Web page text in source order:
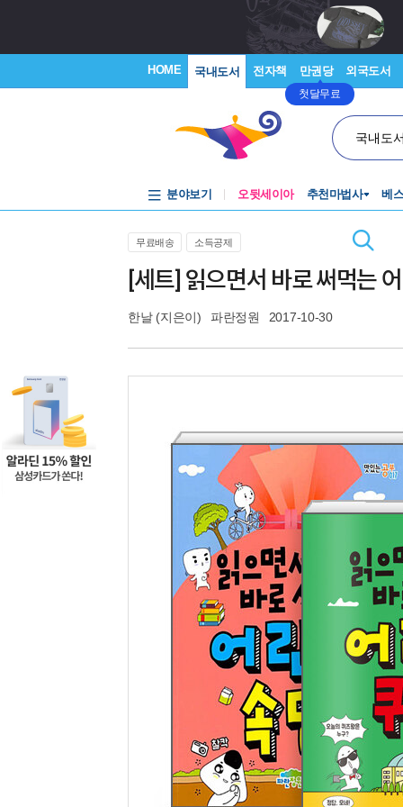
HOME 국내도서 전자책 만권당
첫달무료
외국도서
국내도
분야보기 오뒷세이아 추천마법사 베
무료배송 소득공제
[세트] 읽으면서 바로 써먹는
한날(지은이) 파란정원 2017-10-30